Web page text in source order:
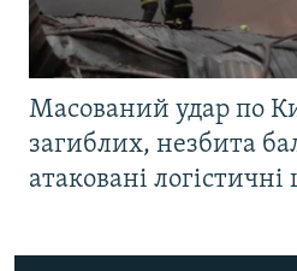
Масований удар по
загиблих, незбита
атаковані